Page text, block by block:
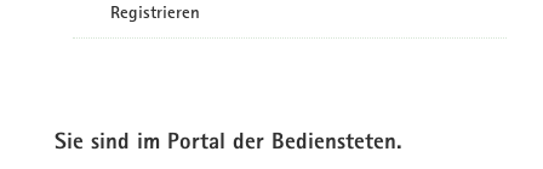
Registrieren
Sie sind im Portal der Bediensteten.